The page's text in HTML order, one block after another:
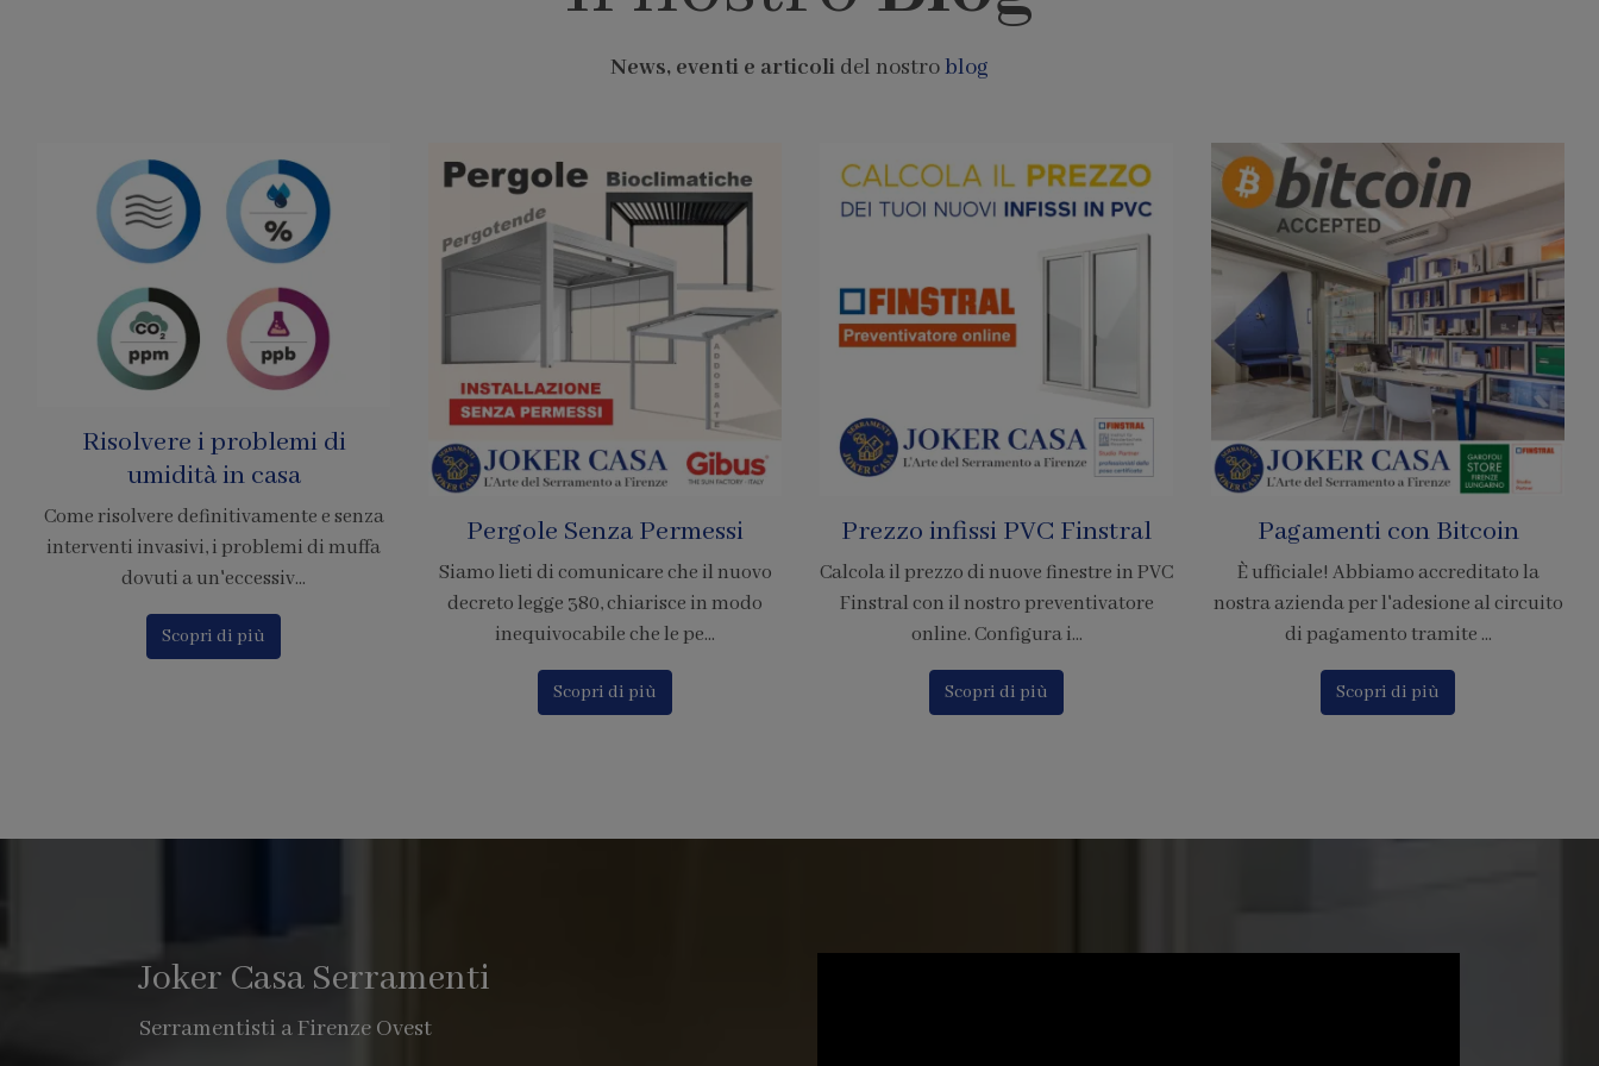
News, eventi e articoli del nostroblog
Pergole Senza Permessi
Siamo lieti di comunicare che il nuovo
inequivocabile che le pe...
Prezzo infissi PVC Finstral
Calcola il prezzo di nuove finestre in PVC
Finstral con il nostro preventivatore
online. Configura i...
Scopri di più
Pagamenti con Bitcoin
È ufficiale! Abbiamo accreditato la
nostra azienda per l'adesione al circuito
di pagamento tramite ...
Scopri di più
SharkNet: Le Zanzariere
Resistenti di Grandi
Dimensioni
La zanzariera SharkNet introduce
innovazione risolvendo i principali
problemi delle comuni zanzarier...
Joker Casa Serramenti
Serramentisti a Firenze Ovest